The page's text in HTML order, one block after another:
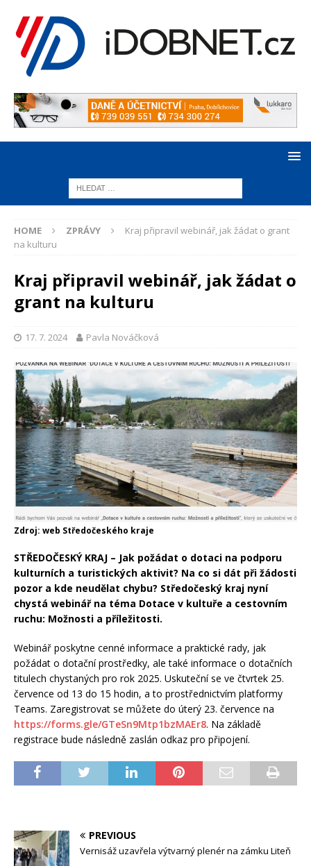
HOME ZPRÁVY
Kraj připravil webinář, jak žádat o grant
na kulturu
Kraj připravil webinář, jak žádat o
grant na kulturu
17. 7. 2024 Pavla Nováčková
Zdroj: web Středočeského kraje
STŘEDOČESKÝ KRAJ – Jak požádat o dotaci na podporu
kulturních a turistických aktivit? Na co si dát při žádosti
pozor a kde neudělat chybu? Středočeský kraj nyní
chystá webinář na téma Dotace v kultuře a cestovním
ruchu: Možnosti a příležitosti.
Webinář poskytne cenné informace a praktické rady, jak
požádat o dotační prostředky, ale také informace o dotačních
titulech chystaných pro rok 2025. Uskuteční se ve čtvrtek 25.
července od 13 do 15 hodin, a to prostřednictvím platformy
Teams. Zaregistrovat se můžete do úterý 23. července na
https://forms.gle/GTeSn9Mtp1bzMAEr8. Na základě
registrace bude následně zaslán odkaz pro připojení.
PREVIOUS
Vernisáž uzavřela výtvarný plenér na zámku Liteň